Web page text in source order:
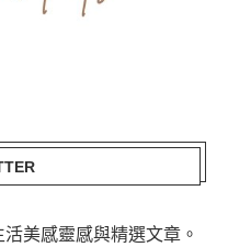
美感靈感與精選文章。